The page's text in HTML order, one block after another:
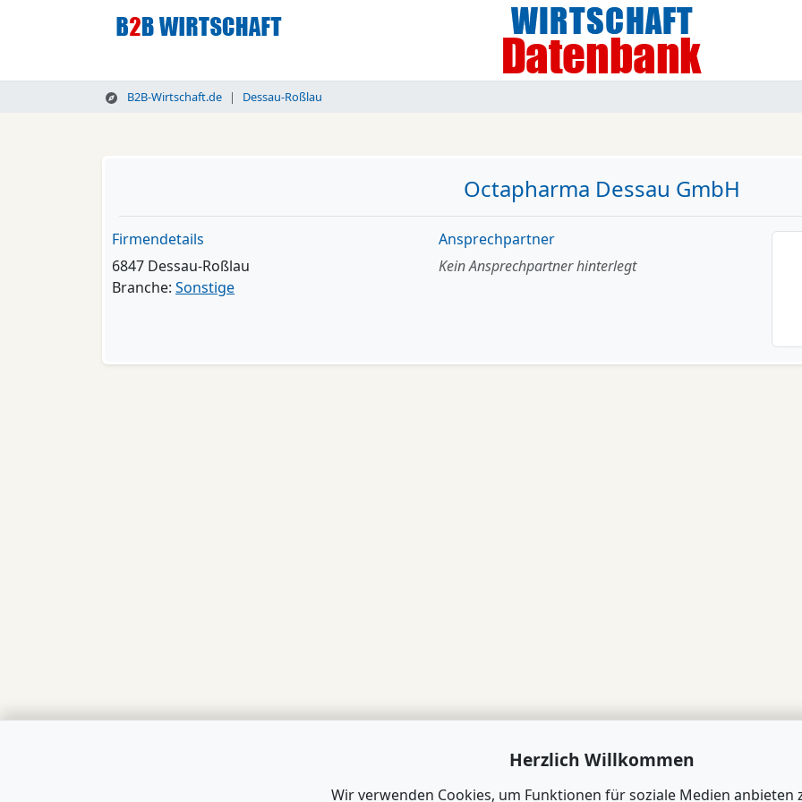
B2B-Wirtschaft.de Dessau-Roßlau
Octapharma Dessau GmbH
Firmendetails
6847 Dessau-Roßlau
Branche: Sonstige
Ansprechpartner
Kein Ansprechpartner hinterlegt
Herzlich Willkommen
Wir verwenden Cookies, um Funktionen für soziale Medien anbieten